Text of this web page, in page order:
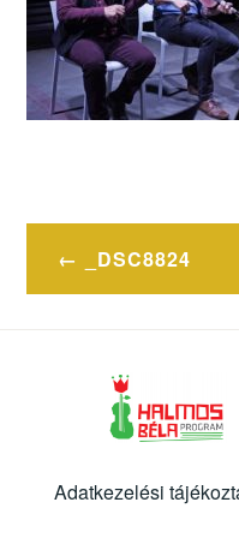
Bejegyzés
navigáció
_DSC8824
Adatkezelési